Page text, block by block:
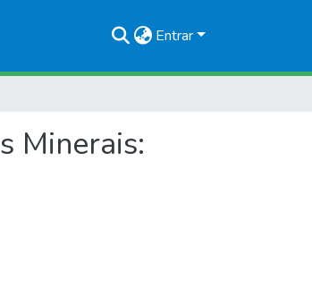
Entrar
Minerais: